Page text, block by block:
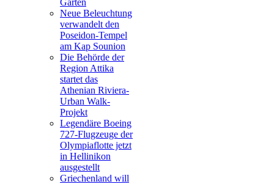
Garten
Neue Beleuchtung
verwandelt den
Poseidon-Tempel
am Kap Sounion
Die Behörde der
Region Attika
startet das
Athenian Riviera-
Urban Walk-
Projekt
Legendäre Boeing
727-Flugzeuge der
Olympiaflotte jetzt
in Hellinikon
ausgestellt
Griechenland will